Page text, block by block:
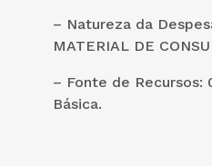
– Natureza da
MATERIAL DE
– Fonte de Recursos:
Básica.